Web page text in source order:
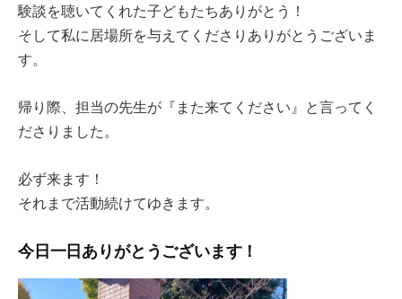
験談を聴いてくれた子どもたちありがとう！
そして私に居場所を与えてくださりありがとうございま
す。
帰り際、担当の先生が『また来てください』と言ってく
ださりました。
必ず来ます！
それまで活動続けてゆきます。
今日一日ありがとうございます！